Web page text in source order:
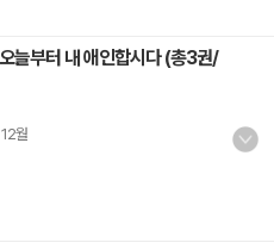
늘부터 내 애인합시다 (총3권/
월